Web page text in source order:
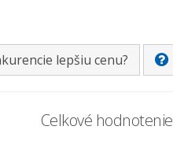
lepšiu cenu?
Celkové hodnotenie